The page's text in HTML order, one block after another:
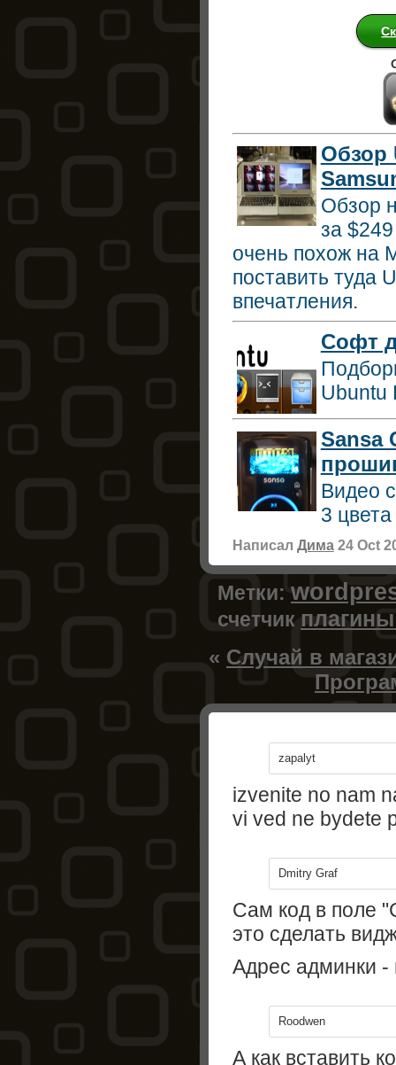
Обзор
Обзор
за
очень похож на
поставить туда
впечатления.
Софт
Ubuntu
Sansa
Видео
3
Написал Дима24 Oct
Метки:
счетчик
« Случай в
zapalyt
izvenite no nam
vi ved ne bydete
Dmitry Graf
Сам код в поле
это сделать
Адрес админки -
Roodwen
А как вставить